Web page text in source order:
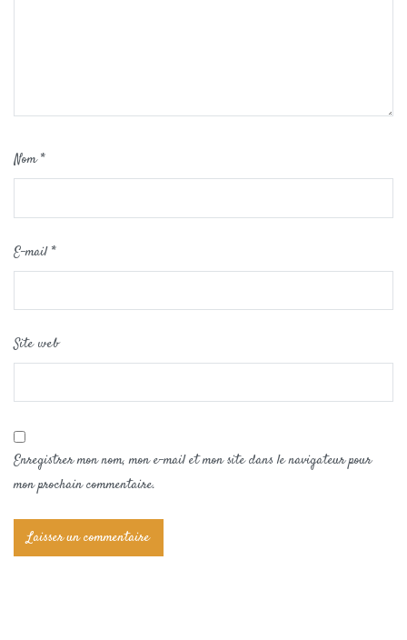
Nom*
E-mail*
Site web
Enregistrer mon nom, mon e-mail et mon site dans le navigateur pour
mon prochain commentaire.